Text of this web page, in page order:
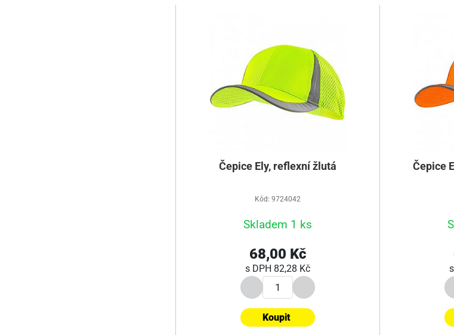
Čepice Ely, reflexní žlutá
Kód: 9724042
Skladem 1 ks
68,00 Kč
s DPH 82,28 Kč
Koupit
Čepice